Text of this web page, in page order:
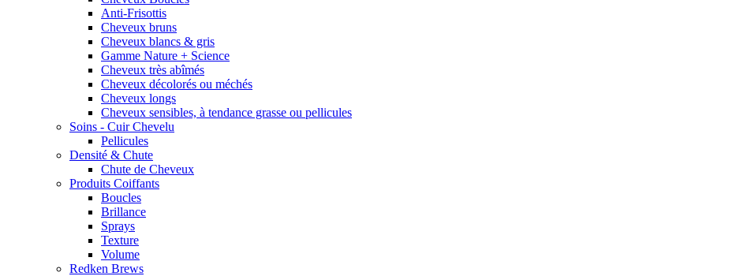
Anti-Frisottis
Cheveux bruns
Cheveux blancs & gris
Gamme Nature + Science
Cheveux très abîmés
Cheveux décolorés ou méchés
Cheveux longs
Cheveux sensibles, à tendance grasse ou pellicules
Soins - Cuir Chevelu
Pellicules
Densité & Chute
Chute de Cheveux
Produits Coiffants
Boucles
Brillance
Sprays
Texture
Volume
Redken Brews